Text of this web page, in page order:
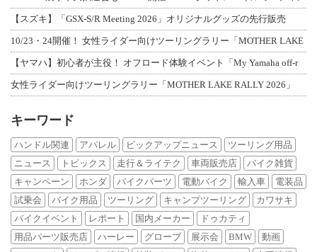
【スズキ】「GSX-S/R Meeting 2026」オリジナルグッズの先行販売
10/23・24開催！ 女性ライダー向けツーリングラリー「MOTHER LAKE
【ヤマハ】初心者が主役！ オフロード体験イベント「My Yamaha off-r
女性ライダー向けツーリングラリー「MOTHER LAKE RALLY 2026」
キーワード
ハンドル関連 アパレル ピックアップニュース
ツーリング用品
ニュース
トピックス 走行＆ライテク 車両販売店
バイク雑貨
キャンペーン
ホンダ バイクパーツ 電動バイク 輸入車
電装品
試乗会
バイク用品 ツーリング キャンプツーリング
カワサキ
バイクイベント
レポート 国内メーカー
ドゥカティ
用品パーツ販売店
ハーレー グローブ 展示会 BMW
動画